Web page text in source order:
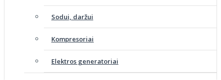
Sodui, daržui
Kompresoriai
Elektros generatoriai